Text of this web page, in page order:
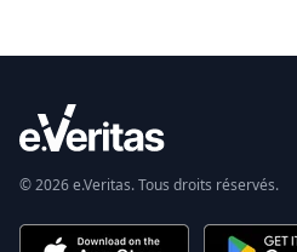
© 2026 e.Veritas. Tous droits réservés.